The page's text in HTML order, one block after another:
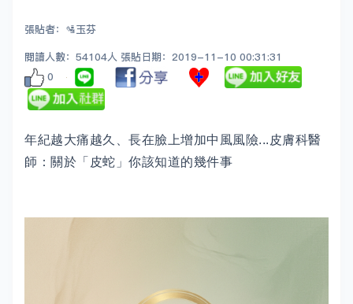
張貼者：🛂玉芬
閱讀人數：54104人 張貼日期：2019-11-10 00:31:31
0
年紀越大痛越久、長在臉上增加中風風險...皮膚科醫
師：關於「皮蛇」你該知道的幾件事